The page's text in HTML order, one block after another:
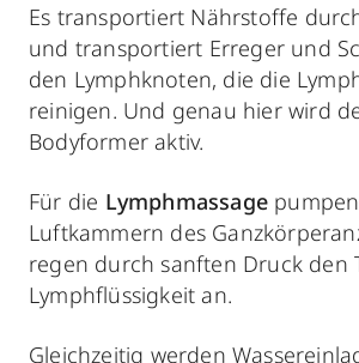
Es transportiert Nährstoffe
und transportiert Erreger und
den Lymphknoten, die die
reinigen. Und genau hier wird
Bodyformer aktiv.
Für die Lymphmassage
Luftkammern des
regen durch sanften Druck den
Lymphflüssigkeit an.
Gleichzeitig werden